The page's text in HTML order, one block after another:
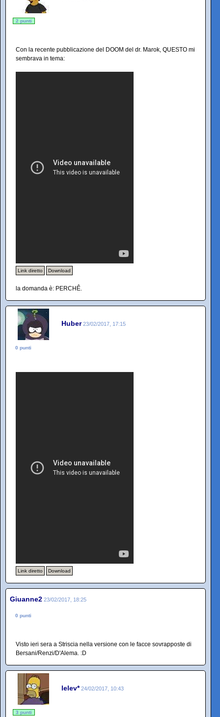
2 punti
Con la recente pubblicazione del DOOM del dr. Marok, QUESTO mi
sembrava in tema:
Link diretto Download
la domanda è: PERCHÊ.
Huber 23/02/2017, 17:15
0 punti
Link diretto Download
Giuanne2 23/02/2017, 18:25
0 punti
Visto ieri sera a Striscia nella versione con le facce sovrapposte di
Bersani/Renzi/D'Alema. :D
lelev* 24/02/2017, 10:43
3 punti